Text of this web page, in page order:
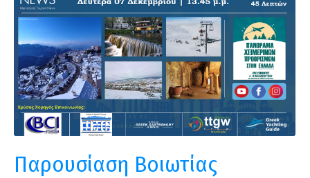
Παρουσίαση Βοιωτίας